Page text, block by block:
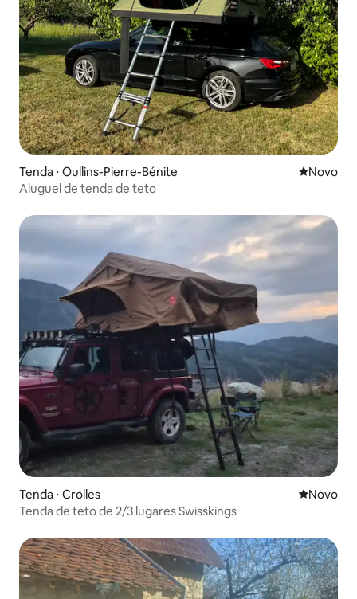
Tenda ⋅ Oullins-Pierre-Bénite Novo
Novo
Aluguel de tenda de teto
Tenda ⋅ Crolles Novo
Novo
Tenda de teto de 2/3 lugares Swisskings